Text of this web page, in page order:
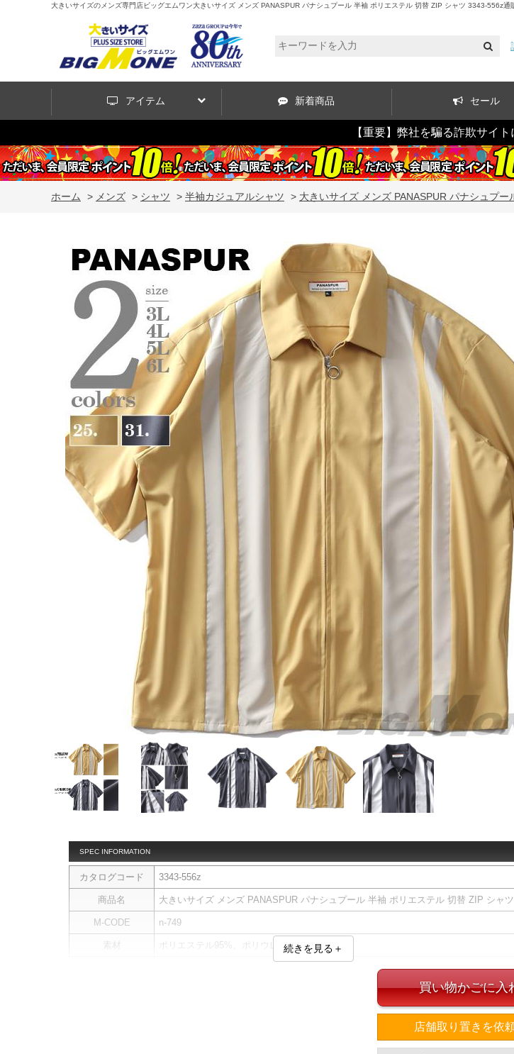
大きいサイズのメンズ専門店ビッグエムワン大きいサイズ メンズ PANASPUR パナシュプール 半袖 ポリエステル 切替 ZIP シャツ 3343-556z通
アイテム 新着商品 セール
【重要】弊社を騙る詐欺サイ
ホーム > メンズ > シャツ > 半袖カジュアルシャツ > 大きいサイズ メンズ PANASPUR パナシュプ
SPEC INFORMATION
カタログコード 3343-556z
商品名 大きいサイズ メンズ PANASPUR パナシュプール 半袖 ポリエステル 切替 ZIP シャ
M-CODE n-749
ポリエステル95%、ポリウレタン5%
軽く羽織れるリラックスシルエット。夏に向けた多機能素材を使用しています。
続きを見る＋
買い物かごに入
店舗取り置きを依